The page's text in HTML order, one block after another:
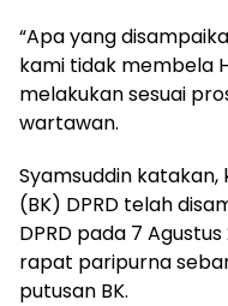
“Apa yang
kami tidak membela
melakukan sesuai
wartawan.
Syamsuddin
(BK) DPRD telah
DPRD pada 7
rapat paripurna
putusan BK.